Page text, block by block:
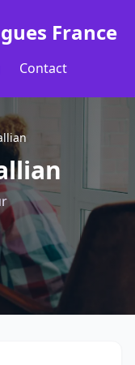
France
Contact